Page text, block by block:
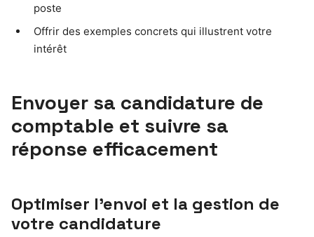
poste
Offrir des exemples concrets qui illustrent votre
intérêt
Envoyer sa candidature de
comptable et suivre sa
réponse efficacement
Optimiser l’envoi et la gestion de
votre candidature